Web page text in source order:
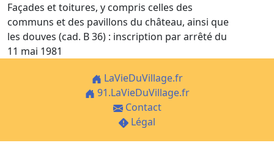
Façades et toitures, y compris celles des
communs et des pavillons du château, ainsi que
les douves (cad. B 36) : inscription par arrêté du
11 mai 1981
LaVieDuVillage.fr
91.LaVieDuVillage.fr
Contact
Légal